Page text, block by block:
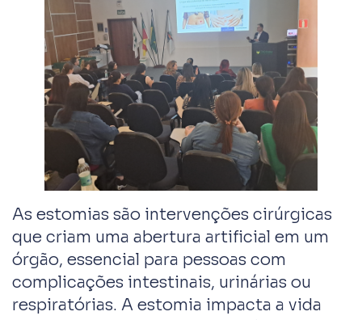
As estomias são intervenções cirúrgicas
que criam uma abertura artificial em um
órgão, essencial para pessoas com
complicações intestinais, urinárias ou
respiratórias. A estomia impacta a vida